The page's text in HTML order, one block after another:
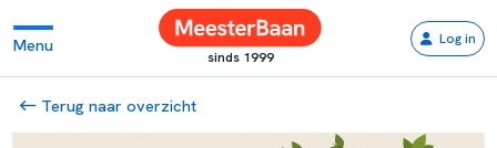
Menu
sinds 1999
Log in
Terug naar overzicht